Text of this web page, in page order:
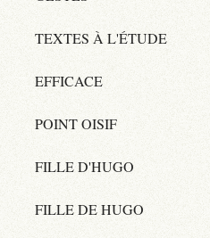
TEXTES À L'ÉTUDE
EFFICACE
POINT OISIF
FILLE D'HUGO
FILLE DE HUGO